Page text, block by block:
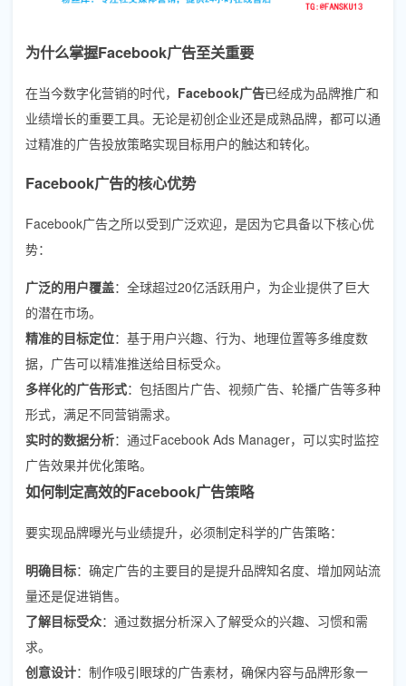
为什么掌握Facebook广告至关重要
在当今数字化营销的时代， Facebook广告已经成为品牌推广和
业绩增长的重要工具。无论是初创企业还是成熟品牌，都可以通
过精准的广告投放策略实现目标用户的触达和转化。
Facebook广告的核心优势
Facebook广告之所以受到广泛欢迎，是因为它具备以下核心优
势：
广泛的用户覆盖：全球超过20亿活跃用户，为企业提供了巨大
的潜在市场。
精准的目标定位：基于用户兴趣、行为、地理位置等多维度数
据，广告可以精准推送给目标受众。
多样化的广告形式：包括图片广告、视频广告、轮播广告等多种
形式，满足不同营销需求。
实时的数据分析：通过Facebook Ads Manager，可以实时监控
广告效果并优化策略。
如何制定高效的Facebook广告策略
要实现品牌曝光与业绩提升，必须制定科学的广告策略：
明确目标：确定广告的主要目的是提升品牌知名度、增加网站流
量还是促进销售。
了解目标受众：通过数据分析深入了解受众的兴趣、习惯和需
求。
创意设计：制作吸引眼球的广告素材，确保内容与品牌形象一